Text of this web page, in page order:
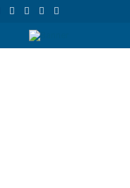
em 2025 e Alemanha